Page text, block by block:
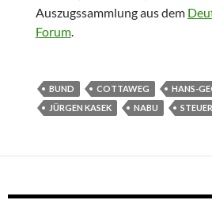
Auszugssammlung aus dem
Forum.
BUND COTTAWEG
HANS-
JÜRGEN KASEK
NABU STEUER